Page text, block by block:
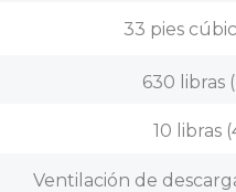
33 pies
630 libras
10 libras
Ventilación de